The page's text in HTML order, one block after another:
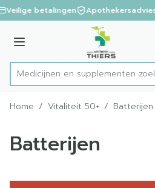
Ga naar de inhoud
1 van 1
Veilige betalingen Apothekersadvies
Menu
Product, merk, categorie...
Medicijnen en supplementen zoe
Home / Vitaliteit 50+ / Batterijen
Batterijen